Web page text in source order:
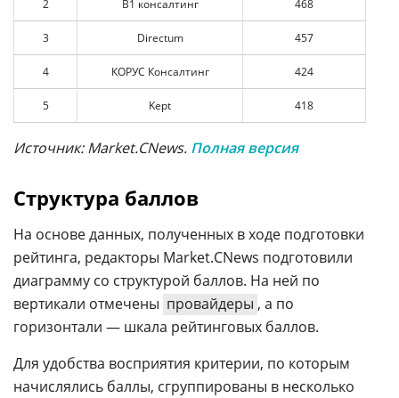
2 B1 консалтинг 468
3 Directum 457
4 КОРУС Консалтинг 424
5 Kept 418
Источник: Market.CNews. Полная версия
Структура баллов
На основе данных, полученных в ходе подготовки
рейтинга, редакторы Market.CNews подготовили
диаграмму со структурой баллов. На ней по
вертикали отмечены провайдеры , а по
горизонтали — шкала рейтинговых баллов.
Для удобства восприятия критерии, по которым
начислялись баллы, сгруппированы в несколько